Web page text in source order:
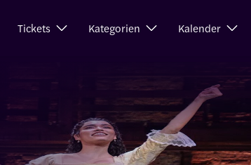
Tickets Kategorien Kalender